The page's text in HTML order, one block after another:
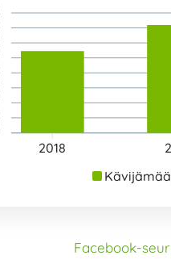
2018
Facebook-